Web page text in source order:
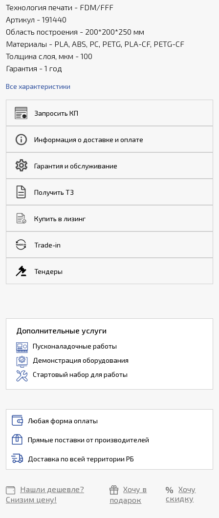
Технология печати - FDM/FFF
Артикул - 191440
Область построения - 200*200*250 мм
Материалы - PLA, ABS, PC, PETG, PLA-CF, PETG-CF
Толщина слоя, мкм - 100
Гарантия - 1 год
Все характеристики
Запросить КП
Информация о доставке и оплате
Гарантия и обслуживание
Получить ТЗ
Купить в лизинг
Trade-in
Тендеры
Дополнительные услуги
Пусконаладочные работы
Демонстрация оборудования
Стартовый набор для работы
Любая форма оплаты
Прямые поставки от производителей
Доставка по всей территории РБ
Нашли дешевле?
Снизим цену!
Хочу в
подарок
Хочу
скидку